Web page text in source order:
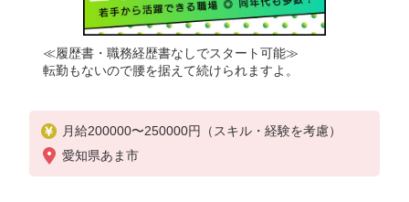
≪履歴書・職務経歴書なしでスタート可能≫
転勤もないので腰を据えて続けられますよ。
月給200000〜250000円（スキル・経験を考慮）
愛知県あま市